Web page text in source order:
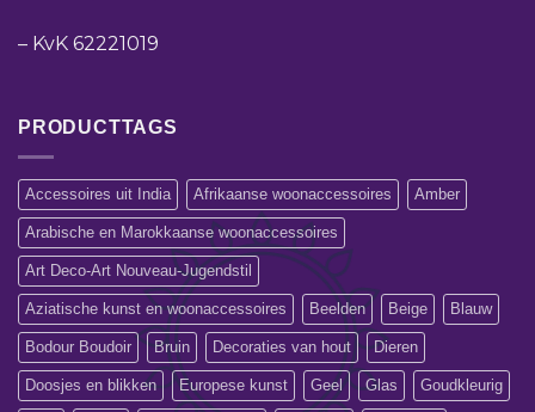
– KvK 62221019
PRODUCTTAGS
Accessoires uit India Afrikaanse woonaccessoires Amber
Arabische en Marokkaanse woonaccessoires
Art Deco-Art Nouveau-Jugendstil
Aziatische kunst en woonaccessoires Beelden Beige Blauw
Bodour Boudoir Bruin Decoraties van hout Dieren
Doosjes en blikken Europese kunst Geel Glas Goudkleurig